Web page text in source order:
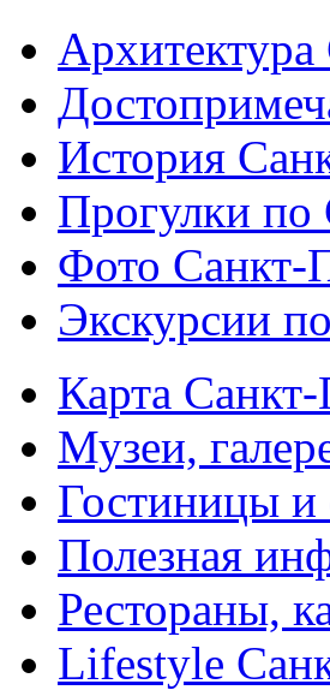
История
Прогулки по
Фото Санкт-
Экскурсии
Карта
Музеи,
Гостиницы и
Полезная
Рестораны,
Lifestyle